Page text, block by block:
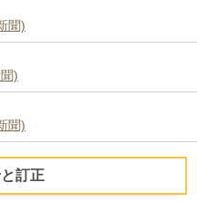
聞)
)
聞)
訂正